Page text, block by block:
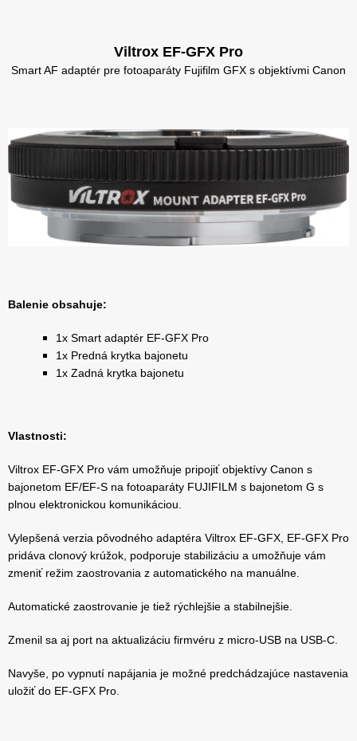
Viltrox EF-GFX Pro
Smart AF adaptér pre fotoaparáty Fujifilm GFX s objektívmi Canon
Balenie obsahuje:
1x Smart adaptér EF-GFX Pro
1x Predná krytka bajonetu
1x Zadná krytka bajonetu
Vlastnosti:
Viltrox EF-GFX Pro vám umožňuje pripojiť objektívy Canon s
bajonetom EF/EF-S na fotoaparáty FUJIFILM s bajonetom G s
plnou elektronickou komunikáciou.
Vylepšená verzia pôvodného adaptéra Viltrox EF-GFX, EF-GFX Pro
pridáva clonový krúžok, podporuje stabilizáciu a umožňuje vám
zmeniť režim zaostrovania z automatického na manuálne.
Automatické zaostrovanie je tiež rýchlejšie a stabilnejšie.
Zmenil sa aj port na aktualizáciu firmvéru z micro-USB na USB-C.
Navyše, po vypnutí napájania je možné predchádzajúce nastavenia
uložiť do EF-GFX Pro.